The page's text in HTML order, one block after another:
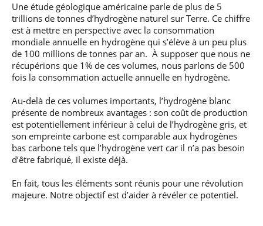
Une étude géologique américaine parle de plus de 5
trillions de tonnes d’hydrogène naturel sur Terre. Ce chiffre
est à mettre en perspective avec la consommation
mondiale annuelle en hydrogène qui s’élève à un peu plus
de 100 millions de tonnes par an. À supposer que nous ne
récupérions que 1% de ces volumes, nous parlons de 500
fois la consommation actuelle annuelle en hydrogène.
Au-delà de ces volumes importants, l’hydrogène blanc
présente de nombreux avantages : son coût de production
est potentiellement inférieur à celui de l’hydrogène gris, et
son empreinte carbone est comparable aux hydrogènes
bas carbone tels que l’hydrogène vert car il n’a pas besoin
d’être fabriqué, il existe déjà.
En fait, tous les éléments sont réunis pour une révolution
majeure. Notre objectif est d’aider à révéler ce potentiel.